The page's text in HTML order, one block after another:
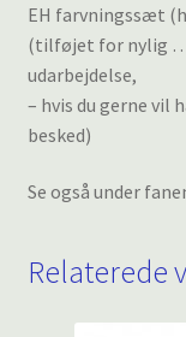
EH farvningssæt
(tilføjet for nylig …
udarbejdelse,
– hvis du gerne vil
besked)
Se også under
Relaterede